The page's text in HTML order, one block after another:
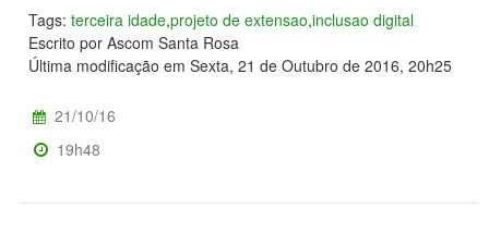
Tags: terceira idade,projeto de extensao,inclusao digital
Escrito por Ascom Santa Rosa
Última modificação em Sexta, 21 de Outubro de 2016, 20h25
21/10/16
19h48